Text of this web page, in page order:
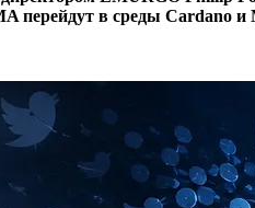
перейдут в среды Cardano